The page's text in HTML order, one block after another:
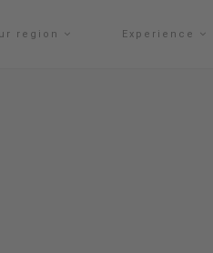
region Experience